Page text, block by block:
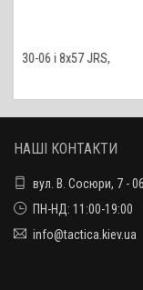
JRS,
Кейс для
НАШІ КОНТАКТИ
вул. В. Сосюри, 7 -
ПН-НД: 11:00-19:00
info@tactica.kiev.ua